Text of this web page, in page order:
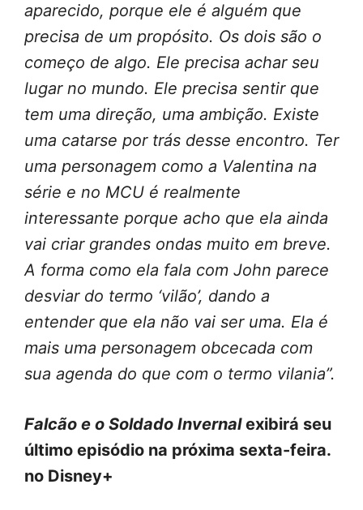
aparecido, porque ele é alguém que
precisa de um propósito. Os dois são o
começo de algo. Ele precisa achar seu
lugar no mundo. Ele precisa sentir que
tem uma direção, uma ambição. Existe
uma catarse por trás desse encontro. Ter
uma personagem como a Valentina na
série e no MCU é realmente
interessante porque acho que ela ainda
vai criar grandes ondas muito em breve.
A forma como ela fala com John parece
desviar do termo ‘vilão’, dando a
entender que ela não vai ser uma. Ela é
mais uma personagem obcecada com
sua agenda do que com o termo vilania”.
Falcão e o Soldado Invernalexibirá seu
último episódio na próxima sexta-feira.
no Disney+